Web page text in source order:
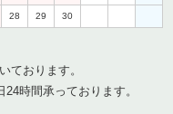
28 29 30
ております。
時間承っております。